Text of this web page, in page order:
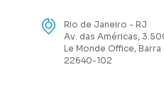
Rio de Janeiro - RJ
Av. das Américas,
Le Monde Office, Barra
22640-102